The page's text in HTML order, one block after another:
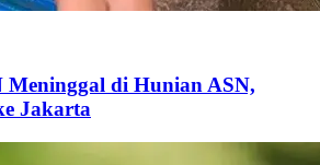
di Hunian ASN,
Jakarta